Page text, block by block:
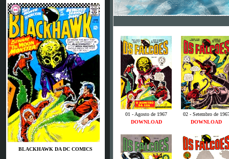
BLACKHAWK DA DC COMICS
01 - Agosto de 1967
02 - Setembro de
DOWNLOAD
DOWNLOAD